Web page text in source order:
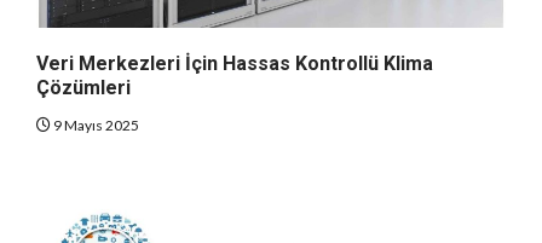
Veri Merkezleri İçin Hassas Kontrollü Klima
Çözümleri
9 Mayıs 2025